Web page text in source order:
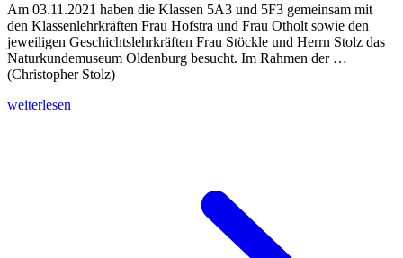
Am 03.11.2021 haben die Klassen 5A3 und 5F3 gemeinsam mit
den Klassenlehrkräften Frau Hofstra und Frau Otholt sowie den
jeweiligen Geschichtslehrkräften Frau Stöckle und Herrn Stolz das
Naturkundemuseum Oldenburg besucht. Im Rahmen der …
(Christopher Stolz)
weiterlesen